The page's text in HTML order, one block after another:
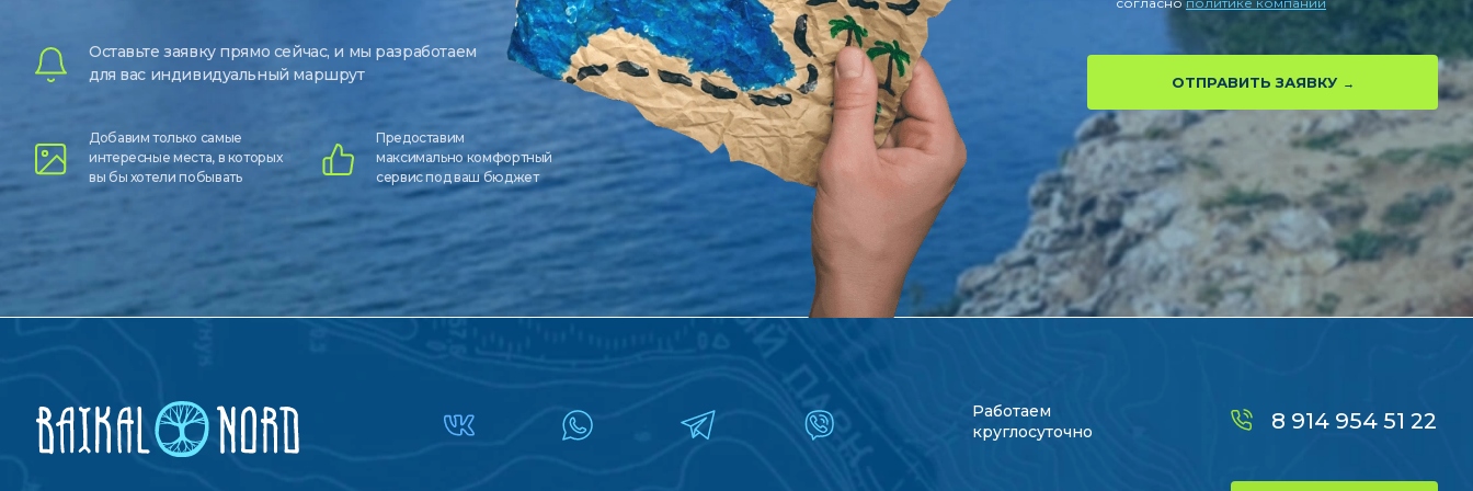
Оставьте заявку прямо сейчас, и мы разработаем
для вас индивидуальный маршрут
Добавим только самые
интересные места, в которых
вы бы хотели побывать
Предоставим
максимально комфортный
сервис под ваш бюджет
ОТПРАВИТЬ ЗАЯВКУ
Работаем
круглосуточно
8 914 954 51 22